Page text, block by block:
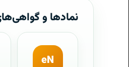
مشاهده مقاله‌های این موضوع در
موبایل و اندروید (6)
مشاهده مقاله‌های این موضوع در
آموزش و راهنما (5)
نمادها و
eN